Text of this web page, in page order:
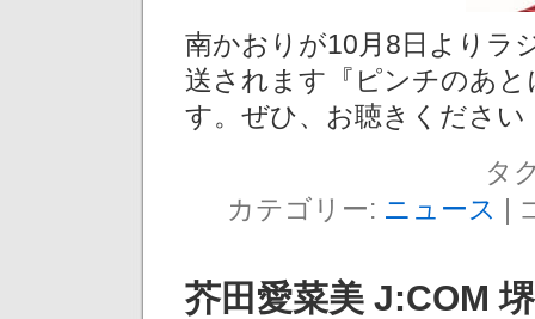
南かおりが10月8日よりラ
送されます『ピンチのあ
す。ぜひ、お聴きください
タ
カテゴリー: ニュース |
芥田愛菜美 J:COM